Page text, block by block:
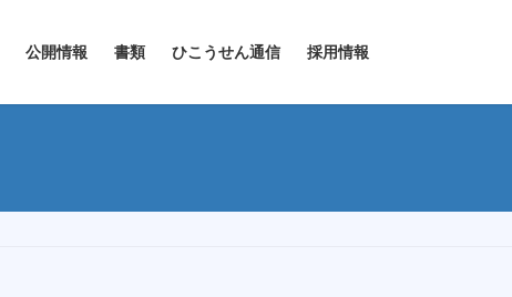
公開情報 書類 ひこうせん通信 採用情報